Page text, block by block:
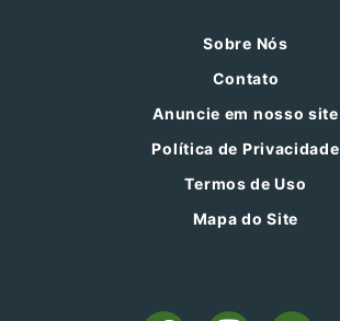
Sobre Nós
Contato
Anuncie em nosso site
Política de Privacidade
Termos de Uso
Mapa do Site